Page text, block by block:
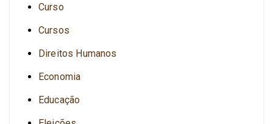
Curso
Cursos
Direitos Humanos
Economia
Educação